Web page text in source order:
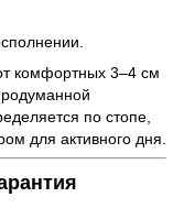
комфортных 3–4 см
по стопе,
для активного дня.